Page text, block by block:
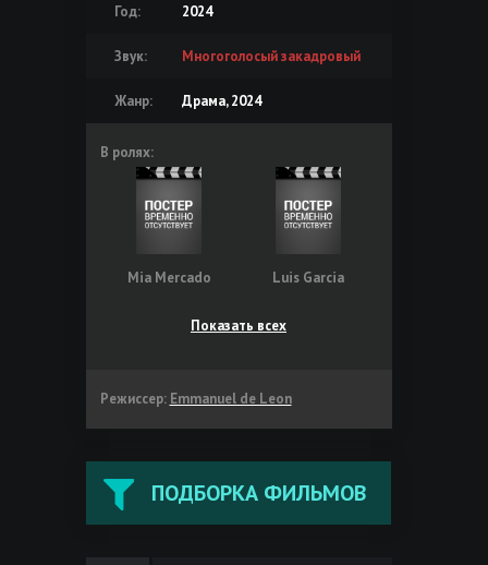
Год: 2024
Звук: Многоголосый закадровый
Жанр: Драма, 2024
В ролях:
Mia Mercado Luis Garcia
Показать всех
Режиссер: Emmanuel de Leon
ПОДБОРКА ФИЛЬМОВ